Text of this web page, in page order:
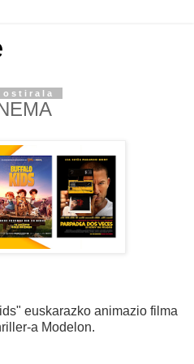
ostirala
euskarazko animazio filma
a Modelon.